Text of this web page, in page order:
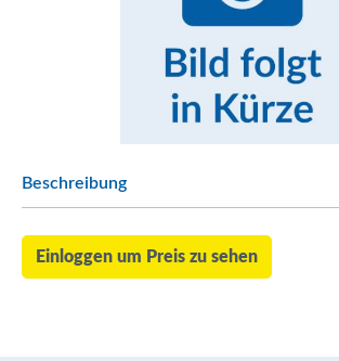
Beschreibung
Einloggen um Preis zu sehen